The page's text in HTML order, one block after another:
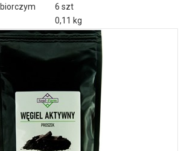
6 szt
0,11 kg